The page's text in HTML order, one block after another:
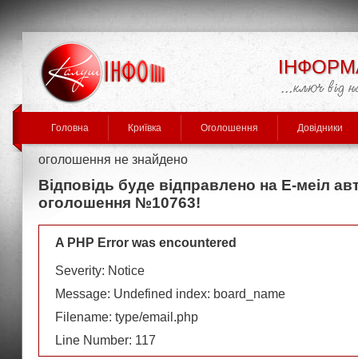
Головна Криївка Оголошення Довідники
оголошення не знайдено
Відповідь буде відправлено на Е-меіл
оголошення №10763!
A PHP Error was encountered
Severity: Notice
Message: Undefined index: board_name
Filename: type/email.php
Line Number: 117